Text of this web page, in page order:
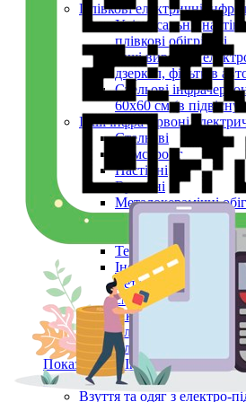
Плівкові електричні
Універсальні
плівкові обігрівачі
Інші вироби з
дзеркал, фільтрів
Стельові
60х60 см (в підвісну
Інші інфрачервоні
Стельові
Армстронг
Настінні
Вуличні
Металокерамічні
Стельові,
Керамічні панелі
Тепловентилятори
Інфрачервоний
металокерамічний
см 750 Вт
Аксесуари
Електричні
Електроконвектори
Показати усі Інфрачервоні
Обігрів та сушіння
Взуття та одяг з електро-